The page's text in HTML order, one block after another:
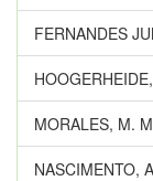
FERNANDES
MORALES, M.
NASCIMENTO,